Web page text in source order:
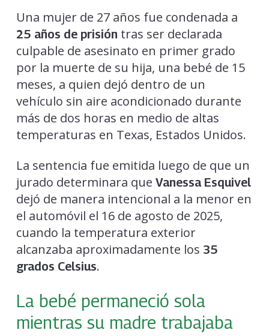
Una mujer de 27 años fue condenada a
25 años de prisión tras ser declarada
culpable de asesinato en primer grado
por la muerte de su hija, una bebé de 15
meses, a quien dejó dentro de un
vehículo sin aire acondicionado durante
más de dos horas en medio de altas
temperaturas en Texas, Estados Unidos.
La sentencia fue emitida luego de que un
jurado determinara que Vanessa Esquivel
dejó de manera intencional a la menor en
el automóvil el 16 de agosto de 2025,
cuando la temperatura exterior
alcanzaba aproximadamente los 35
grados Celsius.
La bebé permaneció sola
mientras su madre trabajaba